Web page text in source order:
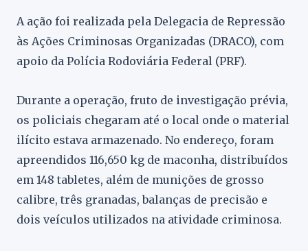
A ação foi realizada pela Delegacia de Repressão
às Ações Criminosas Organizadas (DRACO), com
apoio da Polícia Rodoviária Federal (PRF).
Durante a operação, fruto de investigação prévia,
os policiais chegaram até o local onde o material
ilícito estava armazenado. No endereço, foram
apreendidos 116,650 kg de maconha, distribuídos
em 148 tabletes, além de munições de grosso
calibre, três granadas, balanças de precisão e
dois veículos utilizados na atividade criminosa.